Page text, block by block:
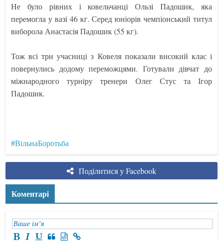
Не було рівних і ковельчанці Ользі Падошик, яка
перемогла у вазі 46 кг. Серед юніорів чемпіонський титул
виборола Анастасія Падошик (55 кг).
Тож всі три учасниці з Ковеля показали високий клас і
повернулись додому переможцями. Готували дівчат до
міжнародного турніру тренери Олег Стус та Ігор
Падошик.
#ВільнаБоротьба
Поділитися у Facebook
Коментарі